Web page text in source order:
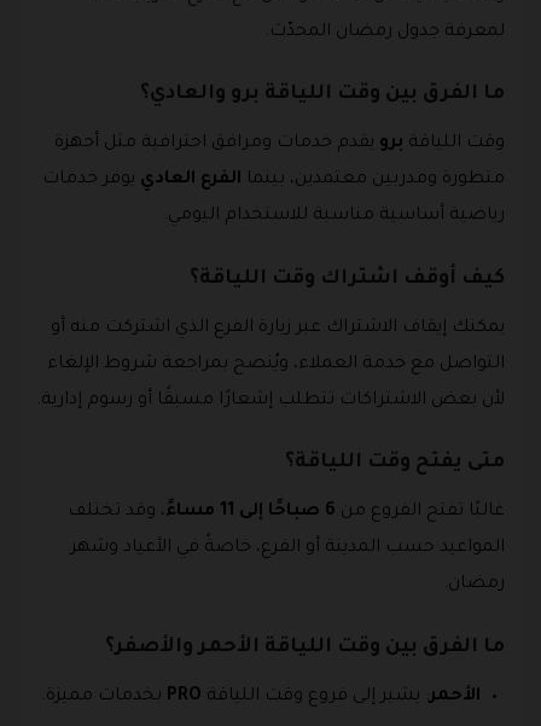
لمعرفة جدول رمضان المحدّث.
ما الفرق بين وقت اللياقة برو والعادي؟
وقت اللياقة برو يقدم خدمات ومرافق احترافية مثل أجهزة
متطورة ومدربين معتمدين، بينما الفرع العادي يوفر خدمات
رياضية أساسية مناسبة للاستخدام اليومي.
كيف أوقف اشتراك وقت اللياقة؟
يمكنك إيقاف الاشتراك عبر زيارة الفرع الذي اشتركت منه أو
التواصل مع خدمة العملاء، ويُنصح بمراجعة شروط الإلغاء
لأن بعض الاشتراكات تتطلب إشعارًا مسبقًا أو رسوم إدارية.
متى يفتح وقت اللياقة؟
غالبًا تفتح الفروع من 6 صباحًا إلى 11 مساءً
، وقد تختلف
المواعيد حسب المدينة أو الفرع، خاصةً في الأعياد وشهر
رمضان.
ما الفرق بين وقت اللياقة الأحمر والأصفر؟
الأحمر: يشير إلى فروع وقت اللياقة PRO بخدمات مميزة.